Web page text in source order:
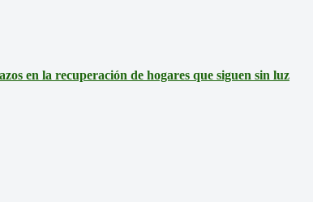
en la recuperación de hogares que siguen sin luz